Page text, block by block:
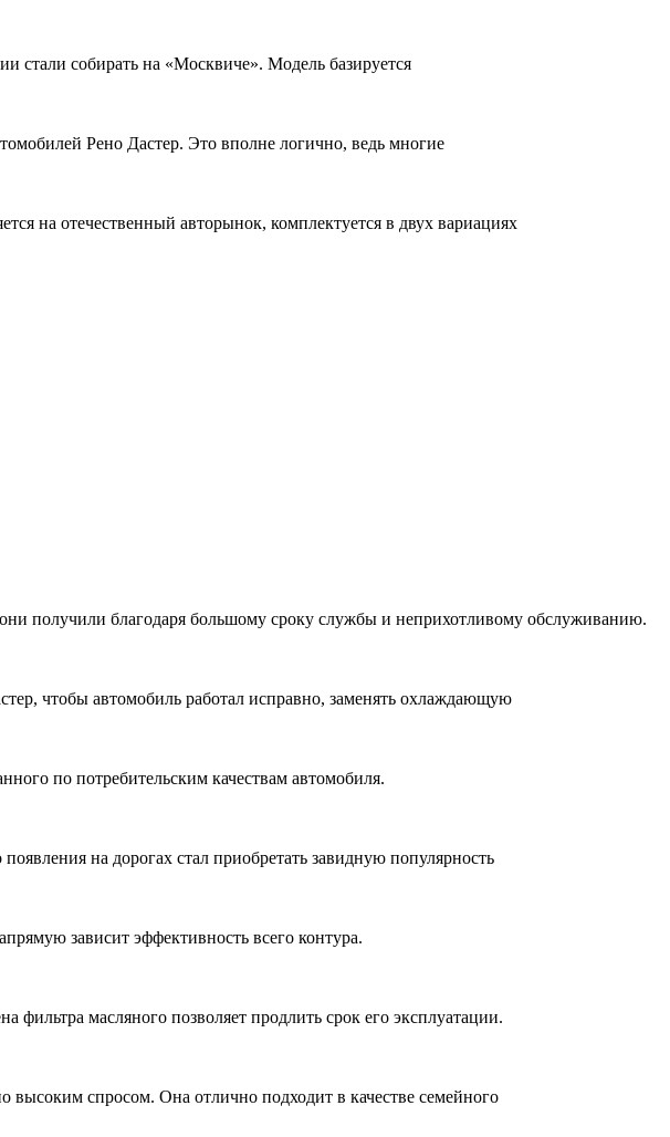
стали собирать на «Москвиче». Модель базируется
Рено Дастер. Это вполне логично, ведь многие
на отечественный авторынок, комплектуется в двух вариациях
получили благодаря большому сроку службы и неприхотливому обслуживанию.
чтобы автомобиль работал исправно, заменять охлаждающую
по потребительским качествам автомобиля.
на дорогах стал приобретать завидную популярность
зависит эффективность всего контура.
масляного позволяет продлить срок его эксплуатации.
высоким спросом. Она отлично подходит в качестве семейного